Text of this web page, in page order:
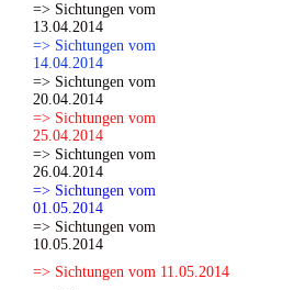
=> Sichtungen vom
13.04.2014
=> Sichtungen vom
14.04.2014
=> Sichtungen vom
20.04.2014
=> Sichtungen vom
25.04.2014
=> Sichtungen vom
26.04.2014
=> Sichtungen vom
01.05.2014
=> Sichtungen vom
10.05.2014
=> Sichtungen vom 11.05.2014